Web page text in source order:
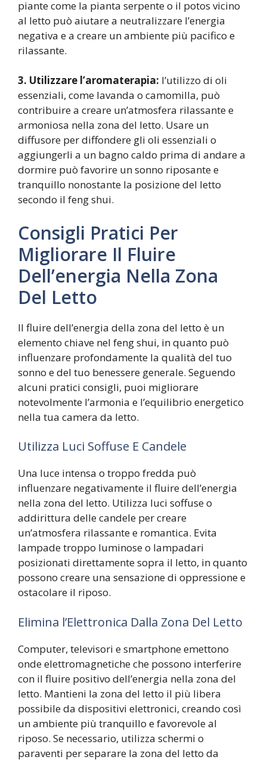
piante come la pianta serpente o il potos vicino
al letto può aiutare a neutralizzare l’energia
negativa e a creare un ambiente più pacifico e
rilassante.
3. Utilizzare l’aromaterapia: l’utilizzo di oli
essenziali, come lavanda o camomilla, può
contribuire a creare un’atmosfera rilassante e
armoniosa nella zona del letto. Usare un
diffusore per diffondere gli oli essenziali o
aggiungerli a un bagno caldo prima di andare a
dormire può favorire un sonno riposante e
tranquillo nonostante la posizione del letto
secondo il feng shui.
Consigli Pratici Per
Migliorare Il Fluire
Dell’energia Nella Zona
Del Letto
Il fluire dell’energia della zona del letto è un
elemento chiave nel feng shui, in quanto può
influenzare profondamente la qualità del tuo
sonno e del tuo benessere generale. Seguendo
alcuni pratici consigli, puoi migliorare
notevolmente l’armonia e l’equilibrio energetico
nella tua camera da letto.
Utilizza Luci Soffuse E Candele
Una luce intensa o troppo fredda può
influenzare negativamente il fluire dell’energia
nella zona del letto. Utilizza luci soffuse o
addirittura delle candele per creare
un’atmosfera rilassante e romantica. Evita
lampade troppo luminose o lampadari
posizionati direttamente sopra il letto, in quanto
possono creare una sensazione di oppressione e
ostacolare il riposo.
Elimina l’Elettronica Dalla Zona Del Letto
Computer, televisori e smartphone emettono
onde elettromagnetiche che possono interferire
con il fluire positivo dell’energia nella zona del
letto. Mantieni la zona del letto il più libera
possibile da dispositivi elettronici, creando così
un ambiente più tranquillo e favorevole al
riposo. Se necessario, utilizza schermi o
paraventi per separare la zona del letto da